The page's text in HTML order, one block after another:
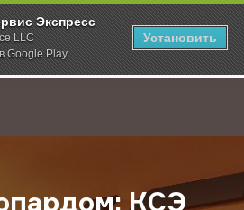
Экспресс
LLC
Google Play
Установить
Новости Союз с леопардом: КСЭ
КСЭ